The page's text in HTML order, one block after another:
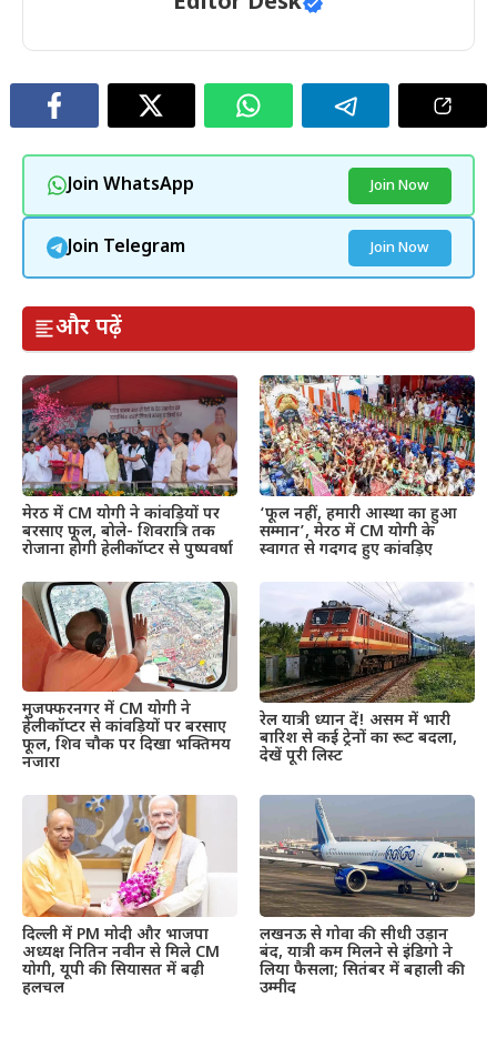
Join WhatsApp Join Now
Join Telegram Join Now
और पढ़ें
मेरठ में CM योगी ने कांवड़ियों पर
बरसाए फूल, बोले- शिवरात्रि तक
रोजाना होगी हेलीकॉप्टर से पुष्पवर्षा
‘फूल नहीं, हमारी आस्था का हुआ
सम्मान’, मेरठ में CM योगी के
स्वागत से गदगद हुए कांवड़िए
मुजफ्फरनगर में CM योगी ने
हेलीकॉप्टर से कांवड़ियों पर बरसाए
फूल, शिव चौक पर दिखा भक्तिमय
नजारा
रेल यात्री ध्यान दें! असम में भारी
बारिश से कई ट्रेनों का रूट बदला,
देखें पूरी लिस्ट
दिल्ली में PM मोदी और भाजपा
अध्यक्ष नितिन नवीन से मिले CM
योगी, यूपी की सियासत में बढ़ी
हलचल
लखनऊ से गोवा की सीधी उड़ान
बंद, यात्री कम मिलने से इंडिगो ने
लिया फैसला; सितंबर में बहाली की
उम्मीद